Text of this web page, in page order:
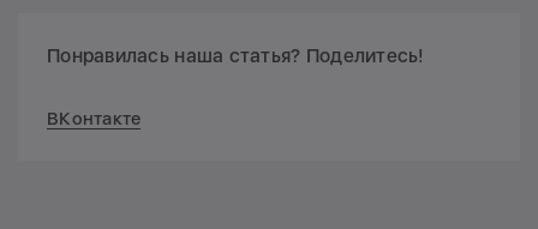
Понравилась наша статья? Поделитесь!
ВКонтакте